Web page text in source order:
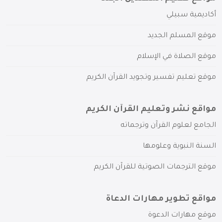
أكاديمية سبيلي
موقع المسلم الجديد
موقع الصلاة في الإسلام
موقع تعليم تفسير وتجويد القرآن الكريم
مواقع نشر وتعليم القرآن الكريم
الجامع لعلوم القرآن وترجماته
السنة النبوية وعلومها
موقع الترجمات الصوتية للقرآن الكريم
مواقع تطوير مهارات الدعاة
موقع مهارات الدعوة